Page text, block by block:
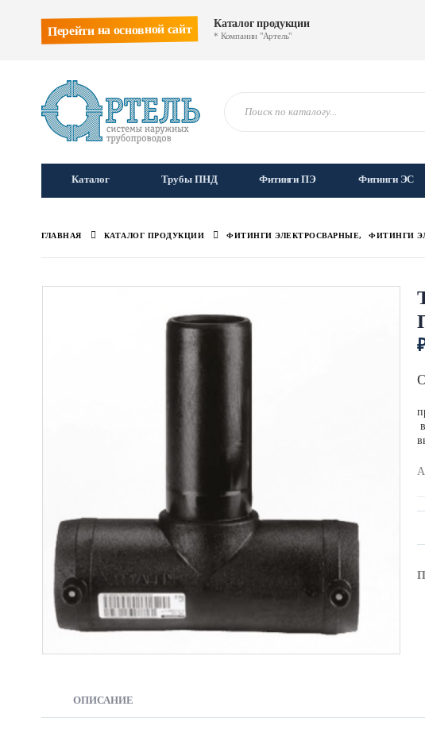
Перейти на основной сайт Каталог продукции
* Компании "Артель"
Каталог Трубы ПНД Фитинги ПЭ Фитинги ЭС
ГЛАВНАЯ КАТАЛОГ ПРОДУКЦИИ ФИТИНГИ ЭЛЕКТРОСВАРНЫЕ, ФИТИНГИ
ОПИСАНИЕ